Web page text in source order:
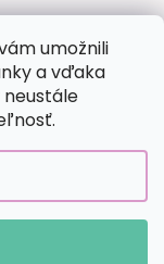
umožnili
a vďaka
vyhradené.